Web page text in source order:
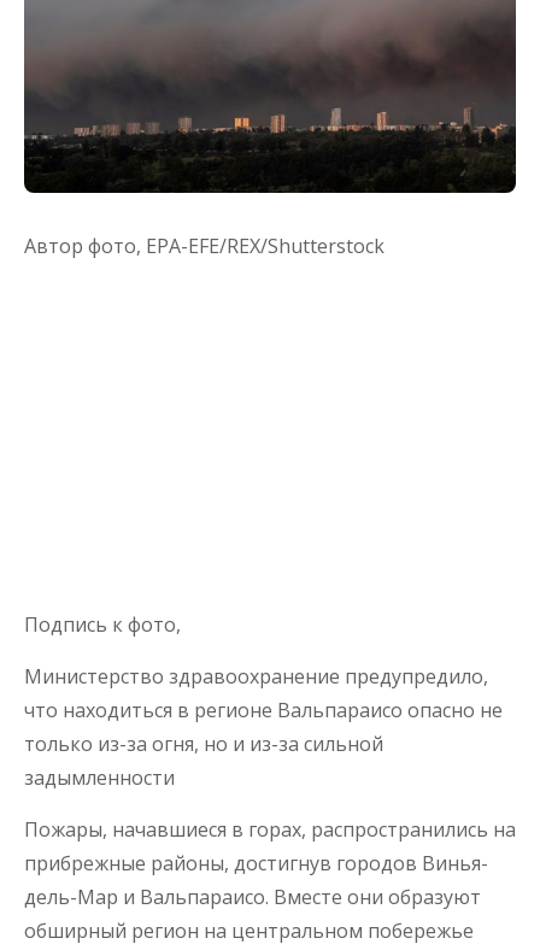
Автор фото, EPA-EFE/REX/Shutterstock
Подпись к фото,
Министерство здравоохранение предупредило,
что находиться в регионе Вальпараисо опасно не
только из-за огня, но и из-за сильной
задымленности
Пожары, начавшиеся в горах, распространились на
прибрежные районы, достигнув городов Винья-
дель-Мар и Вальпараисо. Вместе они образуют
обширный регион на центральном побережье